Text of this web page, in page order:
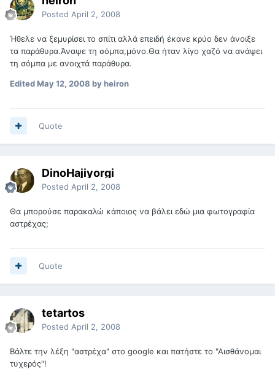
Posted April 2, 2008
Ήθελε να ξεμυρίσει το σπίτι αλλά επειδή έκανε κρύο δεν άνοιξε
τα παράθυρα.Άναψε τη σόμπα,μόνο.Θα ήταν λίγο χαζό να ανάψει
τη σόμπα με ανοιχτά παράθυρα.
EditedMay 12, 2008 by heiron
Quote
DinoHajiyorgi
Posted April 2, 2008
Θα μπορούσε παρακαλώ κάποιος να βάλει εδώ μια φωτογραφία
αστρέχας;
Quote
tetartos
Posted April 2, 2008
Βάλτε την λέξη "αστρέχα" στο google και πατήστε το "Αισθάνομαι
τυχερός"!